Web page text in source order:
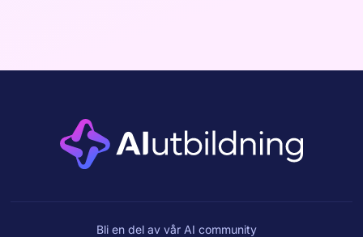
Bli en del av vår AI community